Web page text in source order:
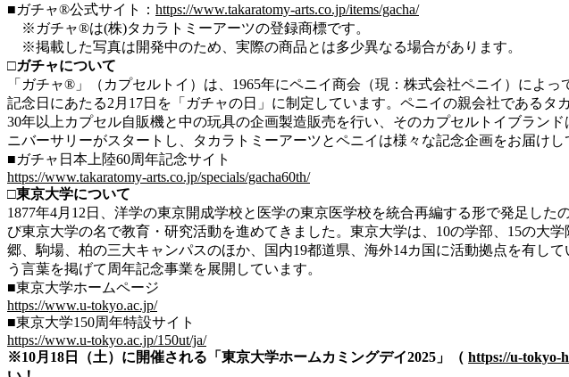
■ガチャ®公式サイト： https://www.takaratomy-arts.co.jp/items/gacha/
※ガチャ®は(株)タカラトミーアーツの登録商標です。
※掲載した写真は開発中のため、実際の商品とは多少異なる場合があります。
□ガチャについて
「ガチャ®」（カプセルトイ）は、1965年にペニイ商会（現：株式会社ペニイ）によ
記念日にあたる2月17日を「ガチャの日」に制定しています。ペニイの親会社である
30年以上カプセル自販機と中の玩具の企画製造販売を行い、そのカプセルトイブラン
ニバーサリーがスタートし、タカラトミーアーツとペニイは様々な記念企画をお届けし
■ガチャ日本上陸60周年記念サイト
https://www.takaratomy-arts.co.jp/specials/gacha60th/
□東京大学について
1877年4月12日、洋学の東京開成学校と医学の東京医学校を統合再編する形で発足し
び東京大学の名で教育・研究活動を進めてきました。東京大学は、10の学部、15の大
郷、駒場、柏の三大キャンパスのほか、国内19都道県、海外14カ国に活動拠点を有し
う言葉を掲げて周年記念事業を展開しています。
■東京大学ホームページ
https://www.u-tokyo.ac.jp/
■東京大学150周年特設サイト
https://www.u-tokyo.ac.jp/150ut/ja/
※10月18日（土）に開催される「東京大学ホームカミングデイ2025」（ https://u-tokyo-